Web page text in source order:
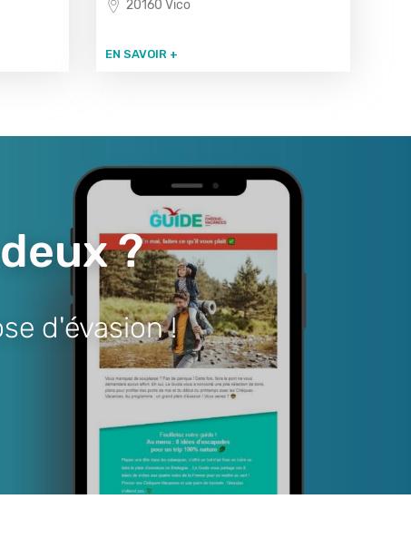
20160 Vico
EN SAVOIR +
?
d'évasion !